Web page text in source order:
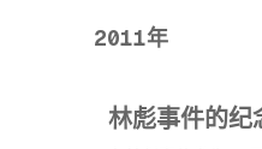
2011年
林彪事件的纪